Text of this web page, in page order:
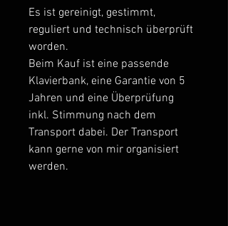
Es ist gereinigt, gestimmt,
reguliert und technisch überprüft
worden.
Beim Kauf ist eine passende
Klavierbank, eine Garantie von 5
Jahren und eine Überprüfung
inkl. Stimmung nach dem
Transport dabei. Der Transport
kann gerne von mir organisiert
werden.